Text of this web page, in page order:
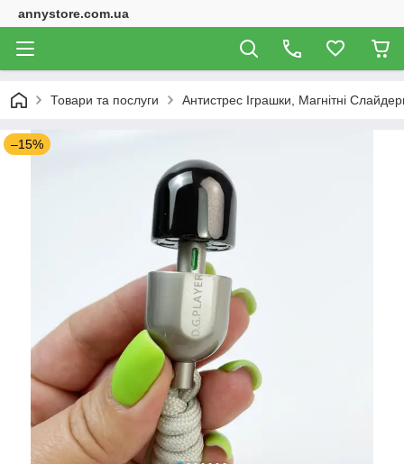
annystore.com.ua
Товари та послуги Антистрес Іграшки, Магнітні
–15%